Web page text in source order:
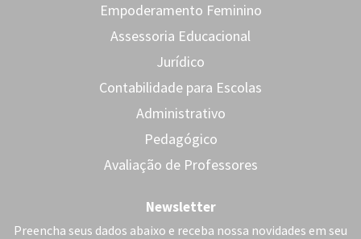
Empoderamento Feminino
Assessoria Educacional
Jurídico
Contabilidade para Escolas
Administrativo
Pedagógico
Avaliação de Professores
Newsletter
Preencha seus dados abaixo e receba nossa novidades em seu